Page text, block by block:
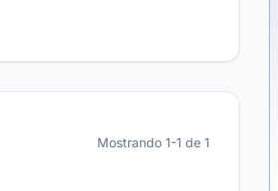
Mostrando 1-1 de 1